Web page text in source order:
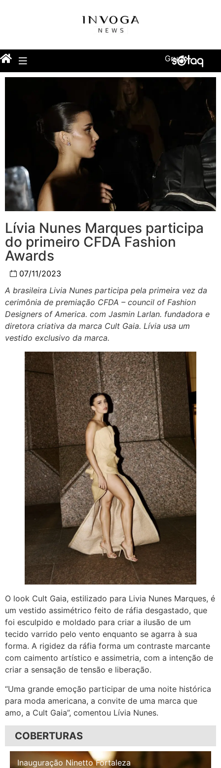
Grupo
Lívia Nunes Marques participa
do primeiro CFDA Fashion
Awards
07/11/2023
A brasileira Livia Nunes participa pela primeira vez da
cerimônia de premiação CFDA – council of Fashion
Designers of America. com Jasmin LarIan. fundadora e
diretora criativa da marca Cult Gaia. Lívia usa um
vestido exclusivo da marca.
O look Cult Gaia, estilizado para Livia Nunes Marques, é
um vestido assimétrico feito de ráfia desgastado, que
foi esculpido e moldado para criar a ilusão de um
tecido varrido pelo vento enquanto se agarra à sua
forma. A rigidez da ráfia forma um contraste marcante
com caimento artístico e assimetria, com a intenção de
criar a sensação de tensão e liberação.
“Uma grande emoção participar de uma noite histórica
para moda americana, a convite de uma marca que
amo, a Cult Gaia”, comentou Lívia Nunes.
COBERTURAS
Inauguração Illa Café